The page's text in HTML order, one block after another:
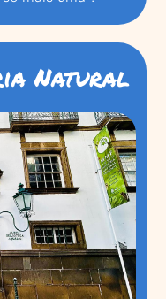
Natural